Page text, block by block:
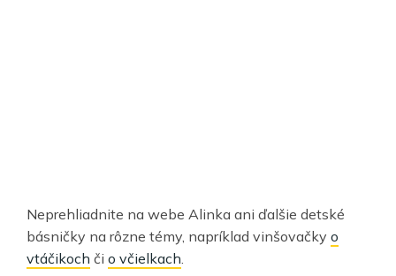
Neprehliadnite na webe Alinka ani ďalšie detské
básničky na rôzne témy, napríklad vinšovačky o
vtáčikoch či o včielkach